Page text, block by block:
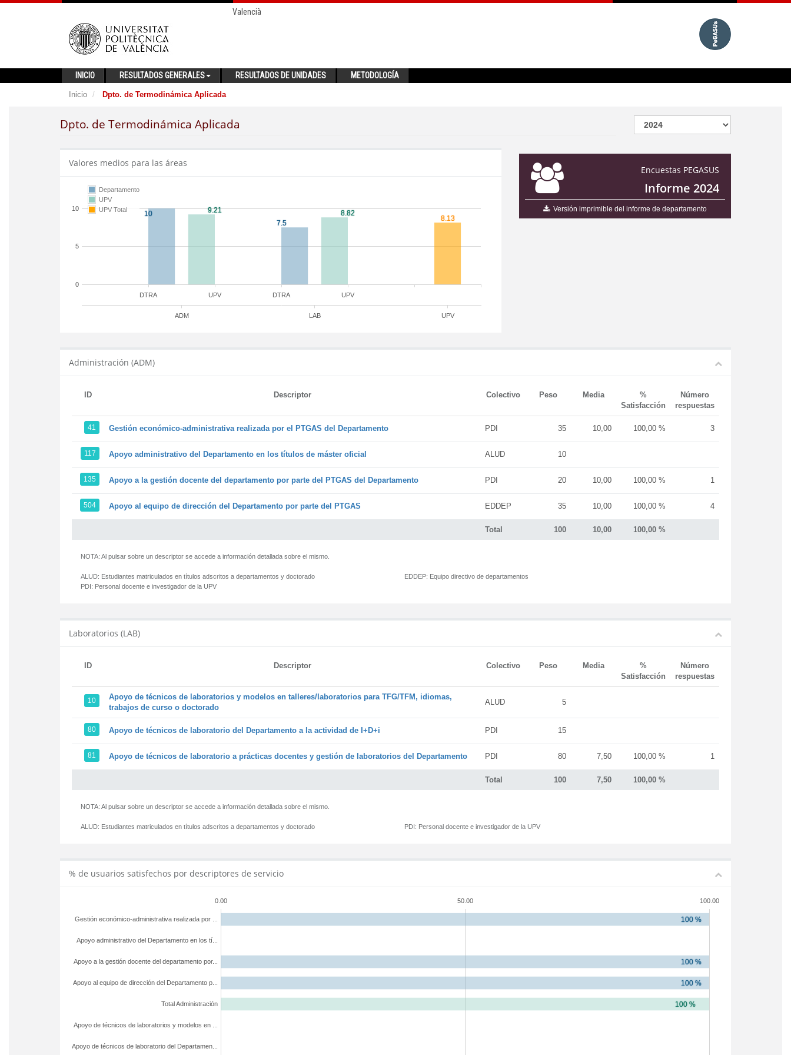
Valencià
INICIO RESULTADOS GENERALES RESULTADOS DE UNIDADES METODOLOGÍA
Inicio Dpto. de Termodinámica Aplicada
Dpto. de Termodinámica Aplicada
Encuestas PEGASUS
Informe 2024
Versión imprimible del informe de departamento
Valores medios para las áreas
DTRA DTRA
UPV UPV
ADM LAB UPV
0
5
10
Departamento
UPV
UPV Total
Administración (ADM)
ID Descriptor Colectivo Peso Media
%
Satisfacción
Número
respuestas
Total 100 10,00 100,00 %
41 Gestión económico-administrativa realizada por el PTGAS del Departamento PDI 35 10,00 100,00 % 3
117 Apoyo administrativo del Departamento en los títulos de máster oficial ALUD 10
135 Apoyo a la gestión docente del departamento por parte del PTGAS del Departamento PDI 20 10,00 100,00 % 1
504 Apoyo al equipo de dirección del Departamento por parte del PTGAS EDDEP 35 10,00 100,00 % 4
NOTA: Al pulsar sobre un descriptor se accede a información detallada sobre el mismo.
ALUD: Estudiantes matriculados en títulos adscritos a departamentos y doctorado
PDI: Personal docente e investigador de la UPV
EDDEP: Equipo directivo de departamentos
Laboratorios (LAB)
ID Descriptor Colectivo Peso Media
%
Satisfacción
Número
respuestas
Total 100 7,50 100,00 %
10
Apoyo de técnicos de laboratorios y modelos en talleres/laboratorios para TFG/TFM, idiomas,
trabajos de curso o doctorado
ALUD 5
80 Apoyo de técnicos de laboratorio del Departamento a la actividad de I+D+i PDI 15
81 Apoyo de técnicos de laboratorio a prácticas docentes y gestión de laboratorios del Departamento PDI 80 7,50 100,00 % 1
NOTA: Al pulsar sobre un descriptor se accede a información detallada sobre el mismo.
ALUD: Estudiantes matriculados en títulos adscritos a departamentos y doctorado PDI: Personal docente e investigador de la UPV
% de usuarios satisfechos por descriptores de servicio
0.00 50.00 100.00
Apoyo de técnicos de laboratorio del Departamen...
Apoyo de técnicos de laboratorios y modelos en ...
Total Administración
Apoyo al equipo de dirección del Departamento p...
Apoyo a la gestión docente del departamento por...
Apoyo administrativo del Departamento en los tí...
Gestión económico-administrativa realizada por ...